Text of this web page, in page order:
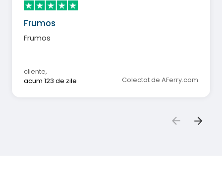
Frumos
Frumos
cliente,
acum 123 de zile
Colectat de AFerry.com